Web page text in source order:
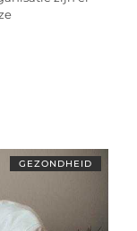
GEZONDHEID